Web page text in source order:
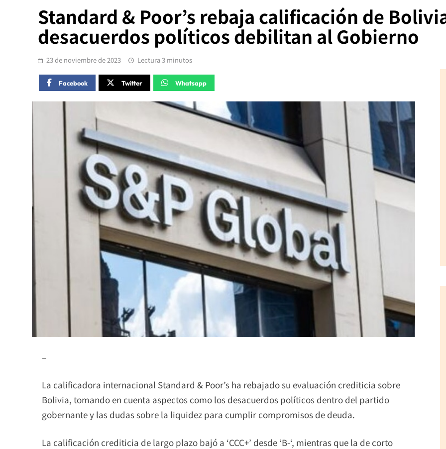
Standard & Poor’s rebaja calificación de
desacuerdos políticos debilitan al Gobierno
23 de noviembre de 2023 Lectura 3 minutos
Facebook Twitter Whatsapp
–
La calificadora internacional Standard & Poor’s ha rebajado su evaluación crediticia sobre
Bolivia, tomando en cuenta aspectos como los desacuerdos políticos dentro del partido
gobernante y las dudas sobre la liquidez para cumplir compromisos de deuda.
La calificación crediticia de largo plazo bajó a ‘CCC+’ desde ‘B-‘, mientras que la de corto